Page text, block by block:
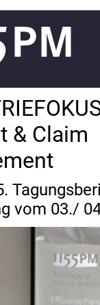
& Claim
vom 03./